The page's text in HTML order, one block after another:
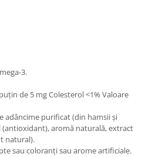
3.
de 5 mg Colesterol <1% Valoare
adâncime purificat (din hamsii și
(antioxidant), aromă naturală, extract
natural).
sau coloranți sau arome artificiale.